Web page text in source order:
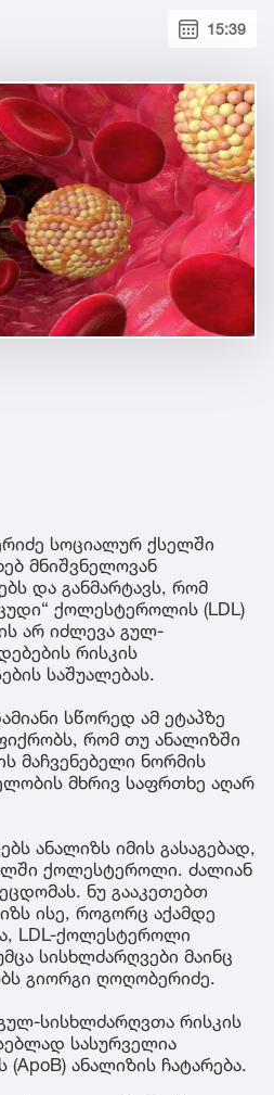
15:39
სოციალურ ქსელში
მნიშვნელოვან
და განმარტავს, რომ
ქოლესტეროლის (LDL)
არ იძლევა გულ-
რისკის
საშუალებას.
სწორედ ამ ეტაპზე
რომ თუ ანალიზში
მაჩვენებელი ნორმის
მხრივ საფრთხე აღარ
ანალიზს იმის გასაგებად,
ქოლესტეროლი. ძალიან
ნუ გააკეთებთ
ისე, როგორც აქამდე
LDL-ქოლესტეროლი
სისხლძარღვები მაინც
გიორგი ღოღობერიძე.
სისხლძარღვთა რისკის
სასურველია
ანალიზის ჩატარება.